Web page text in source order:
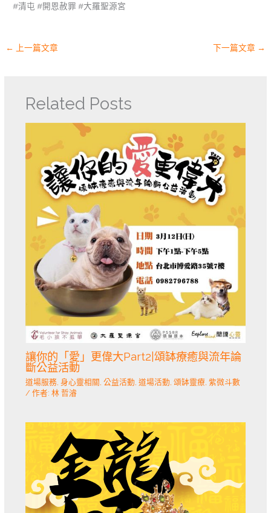
#清屯 #開恩赦罪 #大羅聖源宮
← 上一篇文章 下一篇文章 →
Related Posts
讓你的「愛」更偉大Part2|頌缽療癒與流年論
斷公益活動
道場服務, 身心靈相關 , 公益活動, 道場活動, 頌缽靈療, 紫微斗數
/ 作者: 林 哲濬